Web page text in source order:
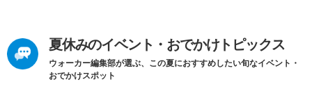
夏休みのイベント・おでかけトピックス
ウォーカー編集部が選ぶ、この夏におすすめしたい旬なイベント・
おでかけスポット